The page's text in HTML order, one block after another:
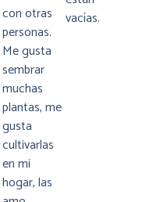
con otras
personas.
Me gusta
sembrar
muchas
plantas, me
gusta
cultivarlas
en mi
hogar, las
vacías.